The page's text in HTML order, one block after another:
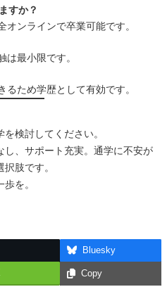
すか？
ンラインで卒業可能です。
最小限です。
ため学歴として有効です。
検討してください。
し、サポート充実。通学に不安が
肢です。
を。
Bluesky
Copy